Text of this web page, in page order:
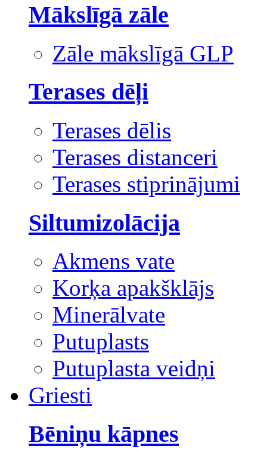
Mākslīgā zāle
Zāle mākslīgā GLP
Terases dēļi
Terases dēlis
Terases distanceri
Terases stiprinājumi
Siltumizolācija
Akmens vate
Korķa apakšklājs
Minerālvate
Putuplasts
Putuplasta veidņi
Griesti
Bēniņu kāpnes